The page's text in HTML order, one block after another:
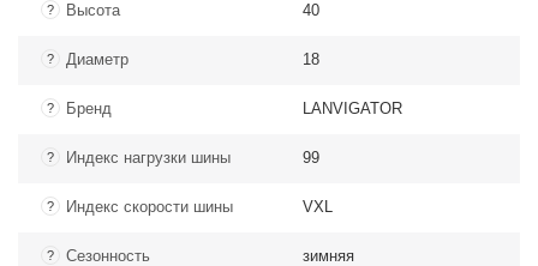
? Высота 40
? Диаметр 18
? Бренд LANVIGATOR
? Индекс нагрузки шины 99
? Индекс скорости шины VXL
? Сезонность зимняя